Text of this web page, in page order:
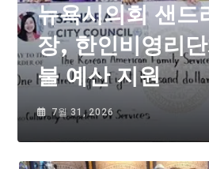
뉴욕시의회 샌드
장, 한인비영리
불 예산 지원
7월 31, 2026